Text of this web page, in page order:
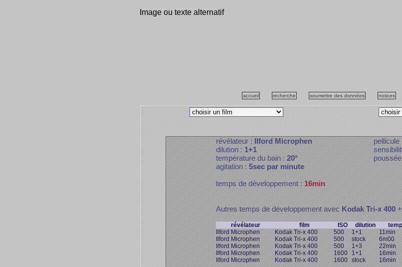
Image ou texte alternatif
accueil recherche soumettre des données notices
révélateur :Ilford Microphen
dilution :1+1
température du bain :20°
agitation :5sec par minute
temps de développement :16min
Autres temps de développement avecKodak Tri-x 400
révélateur film ISO dilution
Ilford Microphen
Kodak Tri-x 400 500 1+1 11min
Ilford Microphen
Kodak Tri-x 400 500 stock 6m00
Ilford Microphen
Kodak Tri-x 400 500 1+3 22min
Ilford Microphen
Kodak Tri-x 400 1600 1+1 16min
Ilford Microphen
Kodak Tri-x 400 1600 stock 16min